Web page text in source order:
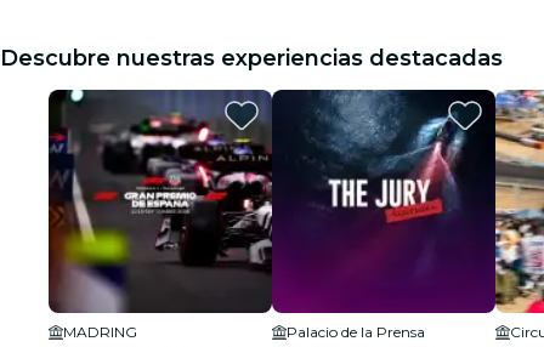
Descubre nuestras experiencias destacadas
MADRING
Palacio de la Prensa